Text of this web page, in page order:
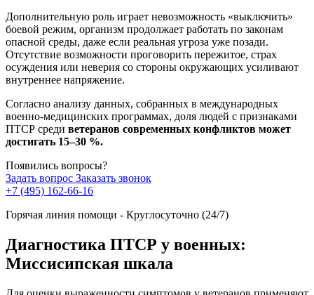
Дополнительную роль играет невозможность «выключить»
боевой режим, организм продолжает работать по законам
опасной среды, даже если реальная угроза уже позади.
Отсутствие возможности проговорить пережитое, страх
осуждения или неверия со стороны окружающих усиливают
внутреннее напряжение.
Согласно анализу данных, собранных в международных
военно-медицинских программах, доля людей с признаками
ПТСР среди ветеранов современных конфликтов может
достигать 15–30 %.
Появились вопросы?
Задать вопрос Заказать звонок
+7 (495) 162-66-16
Горячая линия помощи - Круглосуточно (24/7)
Диагностика ПТСР у военных:
Миссисипская шкала